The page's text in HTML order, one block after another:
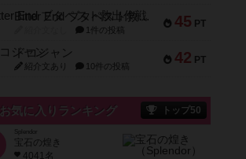
45 PT
Bitter End ブタペスト救出作戦
1件の投稿
42 PT
ドコジャン
紹介文あり 10件の投稿
お気に入りランキング トップ50
宝石の煌き
4041名